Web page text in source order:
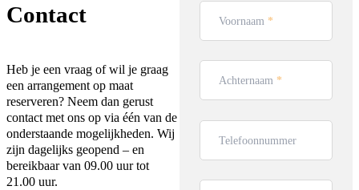
Contact
Heb je een vraag of wil je graag
een arrangement op maat
reserveren? Neem dan gerust
contact met ons op via één van de
onderstaande mogelijkheden. Wij
zijn dagelijks geopend – en
bereikbaar van 09.00 uur tot
21.00 uur.
Voornaam *
Achternaam *
Telefoonnummer